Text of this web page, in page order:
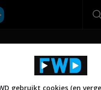
SC-HTB900
gebruikt cookies (en